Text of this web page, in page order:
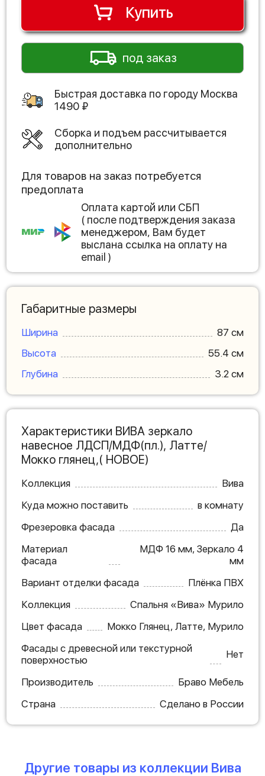
Купить
под заказ
Быстрая доставка по городу Москва
1490 ₽
Сборка и подъем рассчитывается
дополнительно
Для товаров на заказ потребуется
предоплата
Оплата картой или СБП
( после подтверждения заказа
менеджером, Вам будет
выслана ссылка на оплату на
email )
Габаритные размеры
Ширина
87 см
Высота
55.4 см
Глубина
3.2 см
Характеристики ВИВА зеркало
навесное ЛДСП/МДФ(пл.), Латте/
Мокко глянец,( НОВОЕ)
Коллекция
Вива
Куда можно поставить
в комнату
Фрезеровка фасада
Да
Материал
фасада
МДФ 16 мм, Зеркало 4
мм
Вариант отделки фасада
Плёнка ПВХ
Коллекция
Спальня «Вива» Мурило
Цвет фасада
Мокко Глянец, Латте, Мурило
Фасады с древесной или текстурной
поверхностью
Нет
Производитель
Браво Мебель
Страна
Сделано в России
Другие товары из коллекции Вива